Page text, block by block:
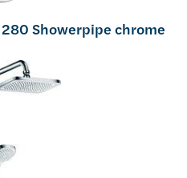
Showerpipe chrome